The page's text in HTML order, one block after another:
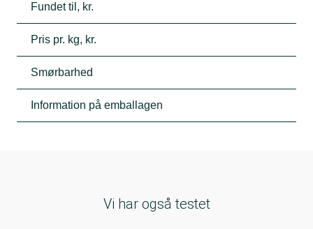
Fundet til, kr.
Pris pr. kg, kr.
Smørbarhed
Information på emballagen
Vi har også testet